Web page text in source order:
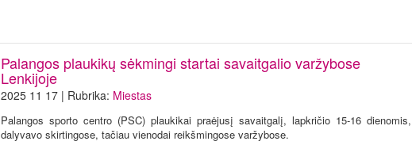
Palangos plaukikų sėkmingi startai savaitgalio varžybose
Lenkijoje
2025 11 17 | Rubrika: Miestas
Palangos sporto centro (PSC) plaukikai praėjusį savaitgalį, lapkričio 15-16 dienomis,
dalyvavo skirtingose, tačiau vienodai reikšmingose varžybose.